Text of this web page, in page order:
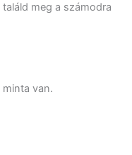
meg a számodra
minta van.